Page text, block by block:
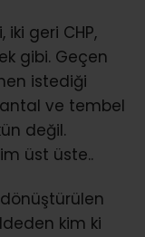
geri CHP,
gibi. Geçen
istediği
ve tembel
değil.
üst üste..
kim ki